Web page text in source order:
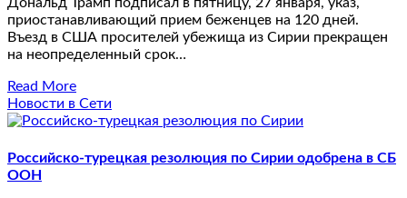
Дональд Трамп подписал в пятницу, 27 января, указ,
приостанавливающий прием беженцев на 120 дней.
Въезд в США просителей убежища из Сирии прекращен
на неопределенный срок…
Read More
Новости в Сети
Российско-турецкая резолюция по Сирии одобрена в СБ
ООН